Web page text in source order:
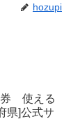
hozupi
券 使える
県]公式サ